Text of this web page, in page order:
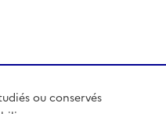
ou conservés